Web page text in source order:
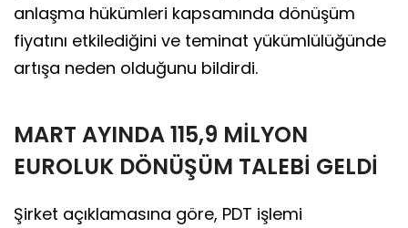
anlaşma hükümleri kapsamında dönüşüm
fiyatını etkilediğini ve teminat yükümlülüğünde
artışa neden olduğunu bildirdi.
MART AYINDA 115,9 MİLYON
EUROLUK DÖNÜŞÜM TALEBİ GELDİ
Şirket açıklamasına göre, PDT işlemi